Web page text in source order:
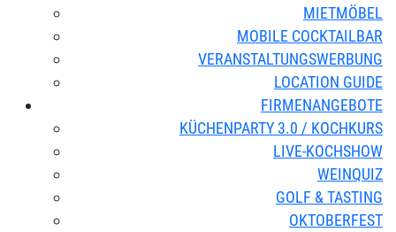
MIETMÖBEL
MOBILE COCKTAILBAR
VERANSTALTUNGSWERBUNG
LOCATION GUIDE
FIRMENANGEBOTE
KÜCHENPARTY 3.0 / KOCHKURS
LIVE-KOCHSHOW
WEINQUIZ
GOLF & TASTING
OKTOBERFEST